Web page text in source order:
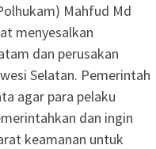
Mahfud Md
menyesalkan
dan perusakan
Selatan. Pemerintah
agar para pelaku
dan ingin
keamanan untuk